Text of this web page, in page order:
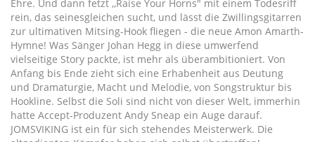
Ehre. Und dann fetzt ,,Raise Your Horns" mit einem Todesriff
rein, das seinesgleichen sucht, und lässt die Zwillingsgitarren
zur ultimativen Mitsing-Hook fliegen - die neue Amon Amarth-
Hymne! Was Sänger Johan Hegg in diese umwerfend
vielseitige Story packte, ist mehr als überambitioniert. Von
Anfang bis Ende zieht sich eine Erhabenheit aus Deutung
und Dramaturgie, Macht und Melodie, von Songstruktur bis
Hookline. Selbst die Soli sind nicht von dieser Welt, immerhin
hatte Accept-Produzent Andy Sneap ein Auge darauf.
JOMSVIKING ist ein für sich stehendes Meisterwerk. Die